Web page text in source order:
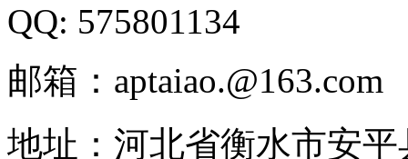
QQ: 575801134
邮箱：aptaiao.@163.com
地址：河北省衡水市安